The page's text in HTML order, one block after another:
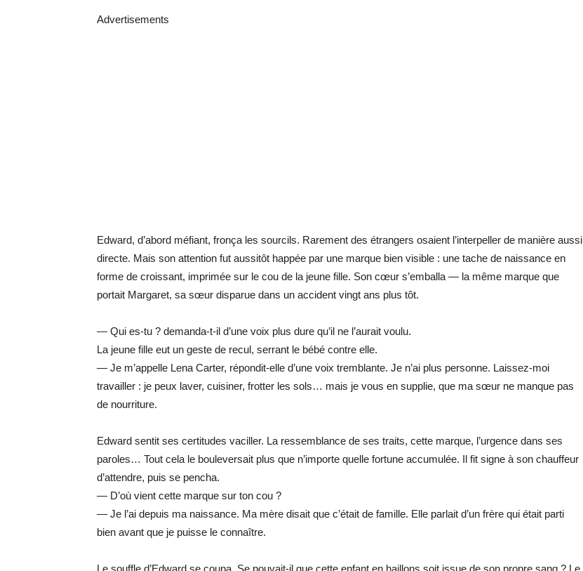
Advertisements
Edward, d’abord méfiant, fronça les sourcils. Rarement des étrangers osaient l’interpeller de manière aussi
directe. Mais son attention fut aussitôt happée par une marque bien visible : une tache de naissance en
forme de croissant, imprimée sur le cou de la jeune fille. Son cœur s’emballa — la même marque que
portait Margaret, sa sœur disparue dans un accident vingt ans plus tôt.
— Qui es-tu ? demanda-t-il d’une voix plus dure qu’il ne l’aurait voulu.
La jeune fille eut un geste de recul, serrant le bébé contre elle.
— Je m’appelle Lena Carter, répondit-elle d’une voix tremblante. Je n’ai plus personne. Laissez-moi
travailler : je peux laver, cuisiner, frotter les sols… mais je vous en supplie, que ma sœur ne manque pas
de nourriture.
Edward sentit ses certitudes vaciller. La ressemblance de ses traits, cette marque, l’urgence dans ses
paroles… Tout cela le bouleversait plus que n’importe quelle fortune accumulée. Il fit signe à son chauffeur
d’attendre, puis se pencha.
— D’où vient cette marque sur ton cou ?
— Je l’ai depuis ma naissance. Ma mère disait que c’était de famille. Elle parlait d’un frère qui était parti
bien avant que je puisse le connaître.
Le souffle d’Edward se coupa. Se pouvait-il que cette enfant en haillons soit issue de son propre sang ? Le